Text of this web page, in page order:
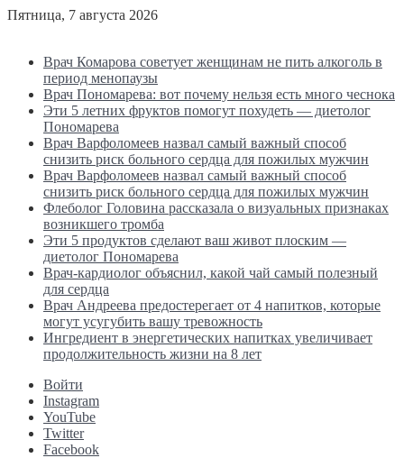
Пятница, 7 августа 2026
Врач Комарова советует женщинам не пить алкоголь в
период менопаузы
Врач Пономарева: вот почему нельзя есть много чеснока
Эти 5 летних фруктов помогут похудеть — диетолог
Пономарева
Врач Варфоломеев назвал самый важный способ
снизить риск больного сердца для пожилых мужчин
Врач Варфоломеев назвал самый важный способ
снизить риск больного сердца для пожилых мужчин
Флеболог Головина рассказала о визуальных признаках
возникшего тромба
Эти 5 продуктов сделают ваш живот плоским —
диетолог Пономарева
Врач-кардиолог объяснил, какой чай самый полезный
для сердца
Врач Андреева предостерегает от 4 напитков, которые
могут усугубить вашу тревожность
Ингредиент в энергетических напитках увеличивает
продолжительность жизни на 8 лет
Войти
Instagram
YouTube
Twitter
Facebook